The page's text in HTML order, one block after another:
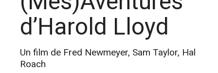
d’Harold Lloyd
Un film de Fred Newmeyer, Sam Taylor, Hal
Roach